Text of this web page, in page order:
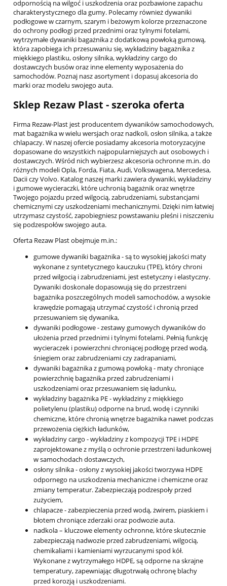
SAAB
SEAT
SKODA
SSANGYONG
SUZUKI
TESLA
TOYOTA
UNIWERSALNE
VOLKSWAGEN
VOLVO
odpornością na wilgoć i uszkodzenia oraz pozbawione zapachu
charakterystycznego dla gumy. Polecamy również dywaniki
podłogowe w czarnym, szarym i beżowym kolorze przeznaczone
do ochrony podłogi przed przednimi oraz tylnymi fotelami,
wytrzymałe dywaniki bagażnika z dodatkową powłoką gumową,
która zapobiega ich przesuwaniu się, wykładziny bagażnika z
miękkiego plastiku, osłony silnika, wykładziny cargo do
dostawczych busów oraz inne elementy wyposażenia do
samochodów. Poznaj nasz asortyment i dopasuj akcesoria do
marki oraz modelu swojego auta.
Sklep Rezaw Plast - szeroka oferta
Firma Rezaw-Plast jest producentem dywaników samochodowych,
mat bagażnika w wielu wersjach oraz nadkoli, osłon silnika, a także
chlapaczy. W naszej ofercie posiadamy akcesoria motoryzacyjne
dopasowane do wszystkich najpopularniejszych aut osobowych i
dostawczych. Wśród nich wybierzesz akcesoria ochronne m.in. do
różnych modeli Opla, Forda, Fiata, Audi, Volkswagena, Mercedesa,
Dacii czy Volvo. Katalog naszej marki zawiera dywaniki, wykładziny
i gumowe wycieraczki, które uchronią bagażnik oraz wnętrze
Twojego pojazdu przed wilgocią, zabrudzeniami, substancjami
chemicznymi czy uszkodzeniami mechanicznymi. Dzięki nim łatwiej
utrzymasz czystość, zapobiegniesz powstawaniu pleśni i niszczeniu
się podzespołów swojego auta.
Oferta Rezaw Plast obejmuje m.in.:
gumowe dywaniki bagażnika- są to wysokiej jakości maty
wykonane z syntetycznego kauczuku (TPE), który chroni
przed wilgocią i zabrudzeniami, jest estetyczny i elastyczny.
Dywaniki doskonale dopasowują się do przestrzeni
bagażnika poszczególnych modeli samochodów, a wysokie
krawędzie pomagają utrzymać czystość i chronią przed
przesuwaniem się dywanika,
dywaniki podłogowe- zestawy gumowych dywaników do
ułożenia przed przednimi i tylnymi fotelami. Pełnią funkcję
wycieraczek i powierzchni chroniącej podłogę przed wodą,
śniegiem oraz zabrudzeniami czy zadrapaniami,
dywaniki bagażnika z gumową powłoką- maty chroniące
powierzchnię bagażnika przed zabrudzeniami i
uszkodzeniami oraz przesuwaniem się ładunku,
wykładziny bagażnika PE- wykładziny z miękkiego
polietylenu (plastiku) odporne na brud, wodę i czynniki
chemiczne, które chronią wnętrze bagażnika nawet podczas
przewożenia ciężkich ładunków,
wykładziny cargo - wykładziny z kompozycji TPE i HDPE
zaprojektowane z myślą o ochronie przestrzeni ładunkowej
w samochodach dostawczych,
osłony silnika- osłony z wysokiej jakości tworzywa HDPE
odpornego na uszkodzenia mechaniczne i chemiczne oraz
zmiany temperatur. Zabezpieczają podzespoły przed
zużyciem,
chlapacze- zabezpieczenia przed wodą, żwirem, piaskiem i
błotem chroniące zderzaki oraz podwozie auta.
nadkola– kluczowe elementy ochronne, które skutecznie
zabezpieczają nadwozie przed zabrudzeniami, wilgocią,
chemikaliami i kamieniami wyrzucanymi spod kół.
Wykonane z wytrzymałego HDPE, są odporne na skrajne
temperatury, zapewniając długotrwałą ochronę blachy
przed korozją i uszkodzeniami.